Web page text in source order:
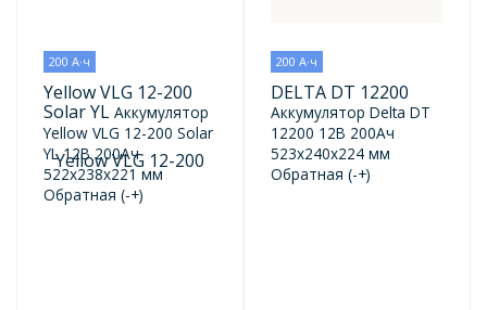
200 А·ч
Yellow VLG 12-200
Solar YL Аккумулятор
Yellow VLG 12-200 Solar
YL 12В 200Ач
522x238x221 мм
Обратная (-+)
200 А·ч
DELTA DT 12200
Аккумулятор Delta DT
12200 12В 200Ач
523x240x224 мм
Обратная (-+)